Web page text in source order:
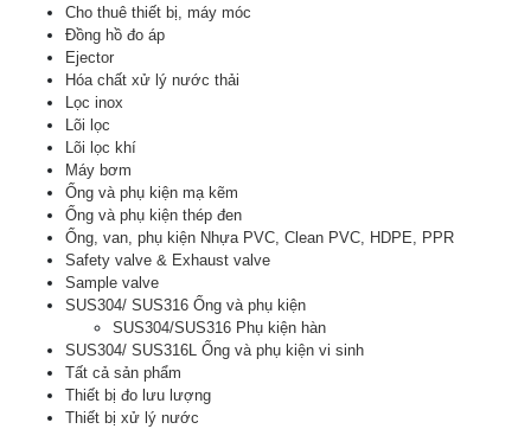
Cho thuê thiết bị, máy móc
Đồng hồ đo áp
Ejector
Hóa chất xử lý nước thải
Lọc inox
Lõi lọc
Lõi lọc khí
Máy bơm
Ống và phụ kiện mạ kẽm
Ống và phụ kiện thép đen
Ống, van, phụ kiện Nhựa PVC, Clean PVC, HDPE, PPR
Safety valve & Exhaust valve
Sample valve
SUS304/ SUS316 Ống và phụ kiện
SUS304/SUS316 Phụ kiện hàn
SUS304/ SUS316L Ống và phụ kiện vi sinh
Tất cả sản phẩm
Thiết bị đo lưu lượng
Thiết bị xử lý nước